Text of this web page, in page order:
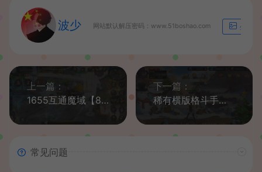
波少 网站默认解压密码：www.51boshao.com 生成海
上一篇：
1655互通魔域【85神火版本】最新整理Win系半手工服务端+本地验证+本地注册+全套工具+详细搭建教程
下一篇：
稀有横版格斗手游【死神觉醒之命器入魂】最新整理LINUX手工服务端+安卓+多区跨服+管理后台+CDK授权后台+福利后台+解密工具+详细搭建教程
常见问题